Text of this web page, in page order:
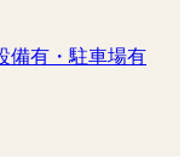
有・駐車場有